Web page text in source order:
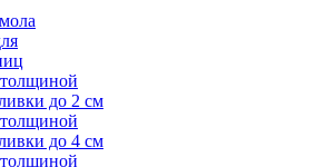
до 2 см
до 4 см